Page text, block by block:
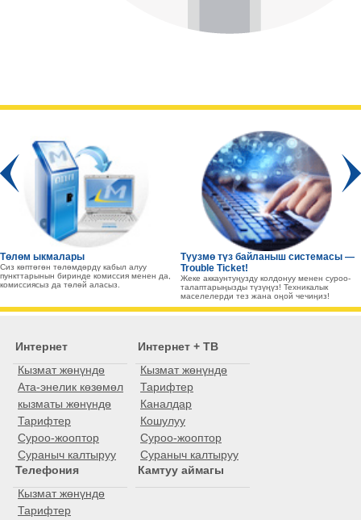
Төлөм ыкмалары
Сиз көптөгөн төлөмдөрдү кабыл алуу
пункттарынын биринде комиссия менен да,
комиссиясыз да төлөй аласыз.
Түузмө түз байланыш системасы —
Trouble Ticket!
Жеке аккаунтуңузду колдонуу менен суроо-
талаптарыңызды түзүңүз! Техникалык
маселелерди тез жана оңой чечиңиз!
Интернет
Кызмат жөнүндө
Ата-энелик көзөмөл
кызматы жөнүндө
Тарифтер
Суроо-жооптор
Сураныч калтыруу
Интернет + ТВ
Кызмат жөнүндө
Тарифтер
Каналдар
Кошулуу
Суроо-жооптор
Сураныч калтыруу
Телефония
Кызмат жөнүндө
Тарифтер
Камтуу аймагы